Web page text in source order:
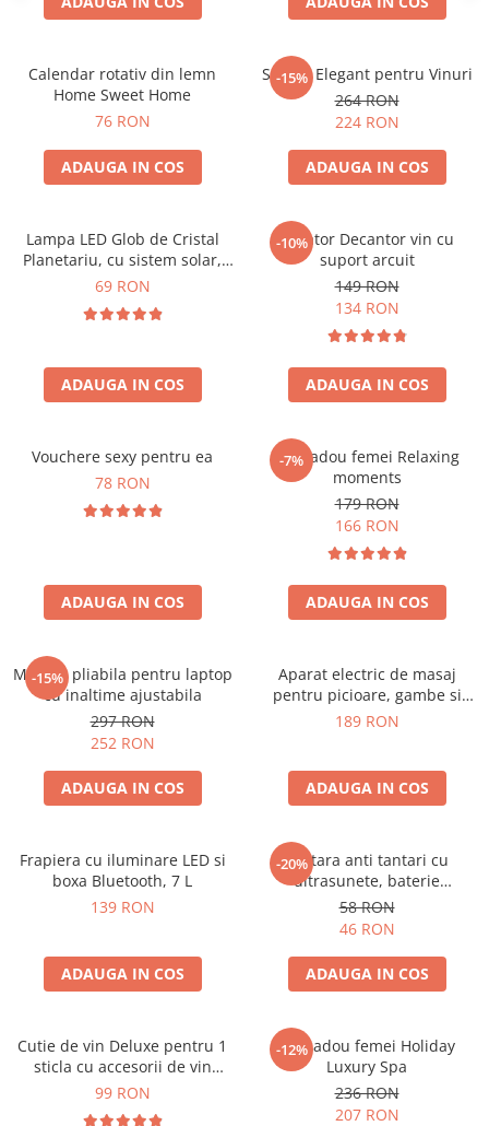
Calendar rotativ din lemn
Home Sweet Home
76 RON
ADAUGA IN COS
-15%
Suport Elegant pentru Vinuri
264 RON
224 RON
ADAUGA IN COS
Lampa LED Glob de Cristal
Planetariu, cu sistem solar,
cadou captivant
69 RON
ADAUGA IN COS
-10%
Aerator Decantor vin cu
suport arcuit
149 RON
134 RON
ADAUGA IN COS
Vouchere sexy pentru ea
78 RON
ADAUGA IN COS
-7%
Set cadou femei Relaxing
moments
179 RON
166 RON
ADAUGA IN COS
-15%
Masuta pliabila pentru laptop
cu inaltime ajustabila
297 RON
252 RON
ADAUGA IN COS
Aparat electric de masaj
pentru picioare, gambe si
brate
189 RON
ADAUGA IN COS
Frapiera cu iluminare LED si
boxa Bluetooth, 7 L
139 RON
ADAUGA IN COS
-20%
Bratara anti tantari cu
ultrasunete, baterie
reincarcabila 90mAh
58 RON
46 RON
ADAUGA IN COS
Cutie de vin Deluxe pentru 1
sticla cu accesorii de vin
incluse piele ecologica de
99 RON
-12%
Set cadou femei Holiday
Luxury Spa
236 RON
207 RON